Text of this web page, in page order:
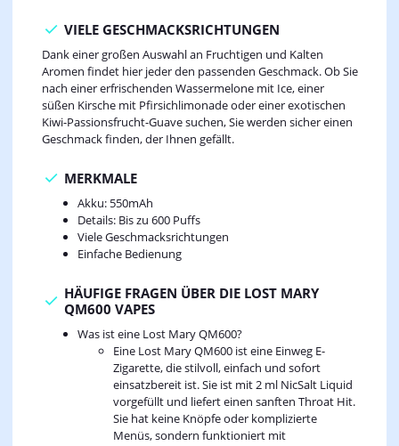
VIELE GESCHMACKSRICHTUNGEN
Dank einer großen Auswahl an Fruchtigen und Kalten
Aromen findet hier jeder den passenden Geschmack. Ob Sie
nach einer erfrischenden Wassermelone mit Ice, einer
süßen Kirsche mit Pfirsichlimonade oder einer exotischen
Kiwi-Passionsfrucht-Guave suchen, Sie werden sicher einen
Geschmack finden, der Ihnen gefällt.
MERKMALE
Akku: 550mAh
Details: Bis zu 600 Puffs
Viele Geschmacksrichtungen
Einfache Bedienung
HÄUFIGE FRAGEN ÜBER DIE LOST MARY
QM600 VAPES
Was ist eine Lost Mary QM600?
Eine Lost Mary QM600 ist eine Einweg E-
Zigarette, die stilvoll, einfach und sofort
einsatzbereit ist. Sie ist mit 2 ml NicSalt Liquid
vorgefüllt und liefert einen sanften Throat Hit.
Sie hat keine Knöpfe oder komplizierte
Menüs, sondern funktioniert mit